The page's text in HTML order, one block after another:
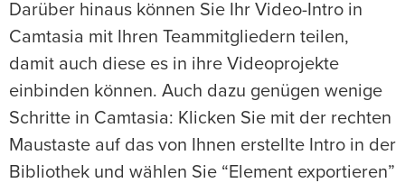
Darüber hinaus können Sie Ihr Video-Intro in
Camtasia mit Ihren Teammitgliedern teilen,
damit auch diese es in ihre Videoprojekte
einbinden können. Auch dazu genügen wenige
Schritte in Camtasia: Klicken Sie mit der rechten
Maustaste auf das von Ihnen erstellte Intro in der
Bibliothek und wählen Sie “Element exportieren”